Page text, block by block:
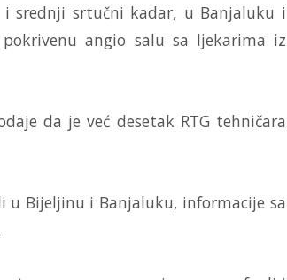
srednji srtučni kadar, u Banjaluku i
angio salu sa ljekarima iz
da je već desetak RTG tehničara
u Bijeljinu i Banjaluku, informacije sa